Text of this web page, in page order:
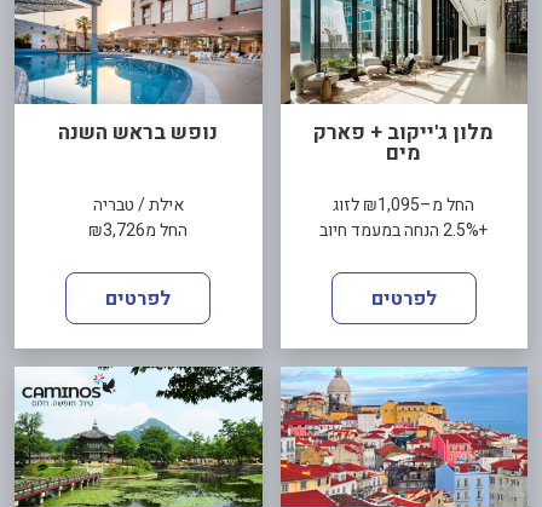
מלון ג'ייקוב + פארק
מים
החל מ–₪1,095 לזוג
+2.5% הנחה במעמד חיוב
לפרטים
נופש בראש השנה
אילת / טבריה
החל מ₪3,726
לפרטים